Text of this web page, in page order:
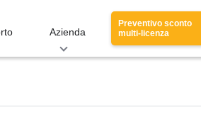
Azienda
Preventivo sconto
multi-licenza